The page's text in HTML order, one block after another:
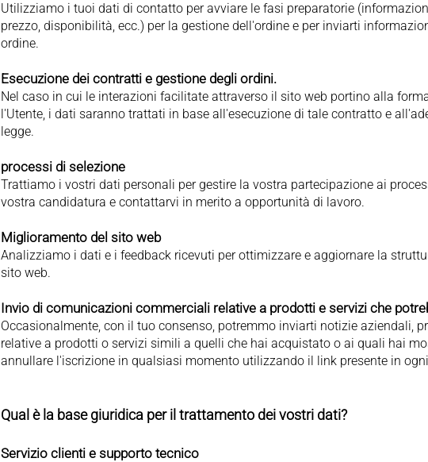
Utilizziamo i tuoi dati di contatto per avviare le fasi preparatorie
prezzo, disponibilità, ecc.) per la gestione dell'ordine e per inviarti
ordine.
Esecuzione dei contratti e gestione degli ordini.
Nel caso in cui le interazioni facilitate attraverso il sito web portino alla
l'Utente, i dati saranno trattati in base all'esecuzione di tale contratto e
legge.
processi di selezione
Trattiamo i vostri dati personali per gestire la vostra partecipazione ai
vostra candidatura e contattarvi in merito a opportunità di lavoro.
Miglioramento del sito web
Analizziamo i dati e i feedback ricevuti per ottimizzare e aggiornare la
sito web.
Invio di comunicazioni commerciali relative a prodotti e servizi che
Occasionalmente, con il tuo consenso, potremmo inviarti notizie aziendali,
relative a prodotti o servizi simili a quelli che hai acquistato o ai quali hai
annullare l'iscrizione in qualsiasi momento utilizzando il link presente in
Qual è la base giuridica per il trattamento dei vostri dati?
Servizio clienti e supporto tecnico